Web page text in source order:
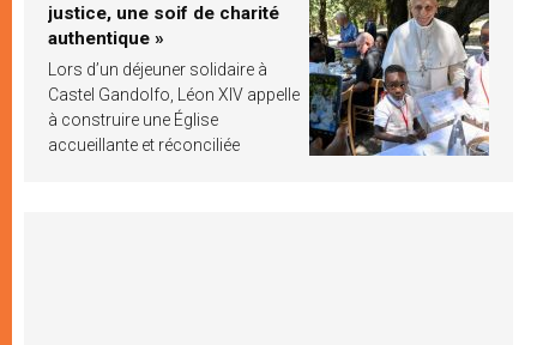
justice, une soif de charité
authentique »
Lors d’un déjeuner solidaire à
Castel Gandolfo, Léon XIV appelle
à construire une Église
accueillante et réconciliée